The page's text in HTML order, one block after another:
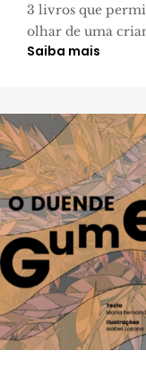
3 livros que
olhar de uma
Saiba mais